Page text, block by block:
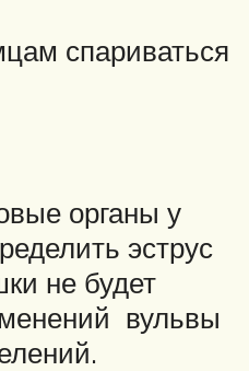
спариваться
органы у
эструс
не будет
вульвы